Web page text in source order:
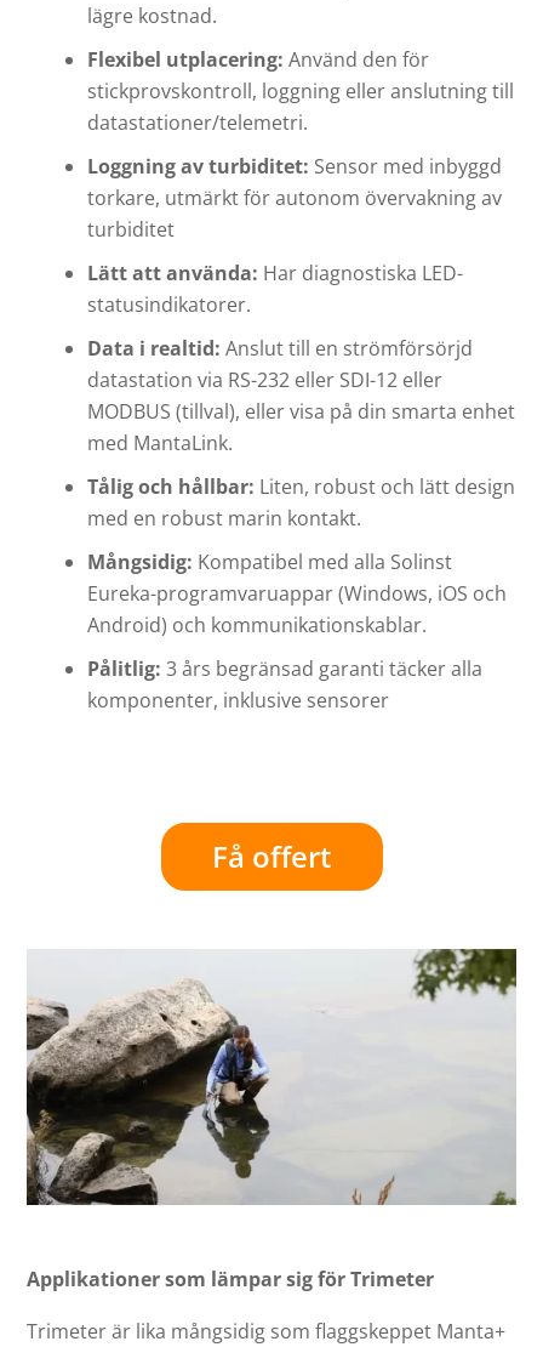
lägre kostnad.
Flexibel utplacering: Använd den för
stickprovskontroll, loggning eller anslutning till
datastationer/telemetri.
Loggning av turbiditet: Sensor med inbyggd
torkare, utmärkt för autonom övervakning av
turbiditet
Lätt att använda: Har diagnostiska LED-
statusindikatorer.
Data i realtid: Anslut till en strömförsörjd
datastation via RS-232 eller SDI-12 eller
MODBUS (tillval), eller visa på din smarta enhet
med MantaLink.
Tålig och hållbar: Liten, robust och lätt design
med en robust marin kontakt.
Mångsidig: Kompatibel med alla Solinst
Eureka-programvaruappar (Windows, iOS och
Android) och kommunikationskablar.
Pålitlig: 3 års begränsad garanti täcker alla
komponenter, inklusive sensorer
Få offert
Applikationer som lämpar sig för Trimeter
Trimeter är lika mångsidig som flaggskeppet Manta+